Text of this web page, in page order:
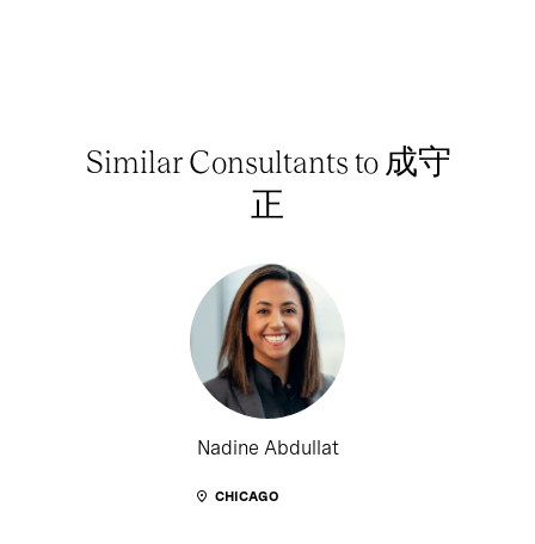
Similar Consultants to 成守
正
Nadine Abdullat
CHICAGO